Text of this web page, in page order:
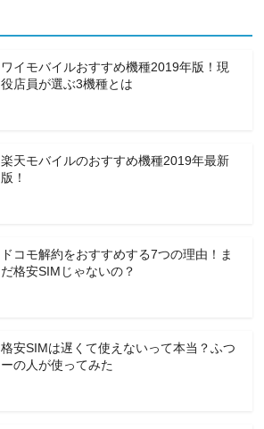
ワイモバイルおすすめ機種2019年版！現
役店員が選ぶ3機種とは
楽天モバイルのおすすめ機種2019年最新
版！
ドコモ解約をおすすめする7つの理由！ま
だ格安SIMじゃないの？
格安SIMは遅くて使えないって本当？ふつ
ーの人が使ってみた